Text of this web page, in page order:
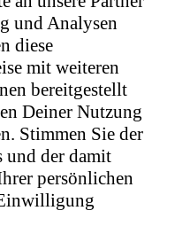
und Analysen
diese
mit weiteren
bereitgestellt
Deiner Nutzung
Stimmen Sie der
und der damit
persönlichen